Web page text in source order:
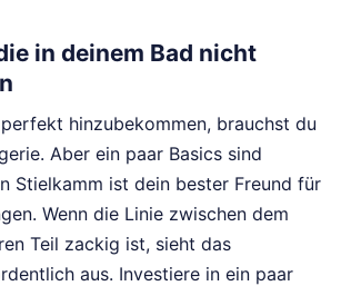
in deinem Bad nicht
hinzubekommen, brauchst du
Aber ein paar Basics sind
Stielkamm ist dein bester Freund für
Wenn die Linie zwischen dem
Teil zackig ist, sieht das
aus. Investiere in ein paar